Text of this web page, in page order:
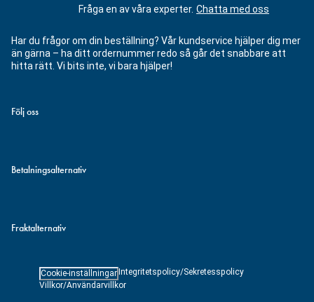
Fråga en av våra experter. Chatta med oss
Har du frågor om din beställning? Vår kundservice hjälper dig mer
än gärna – ha ditt ordernummer redo så går det snabbare att
hitta rätt. Vi bits inte, vi bara hjälper!
Följ oss
Betalningsalternativ
Fraktalternativ
Cookie-inställningar Integritetspolicy/Sekretesspolicy
Villkor/Användarvillkor